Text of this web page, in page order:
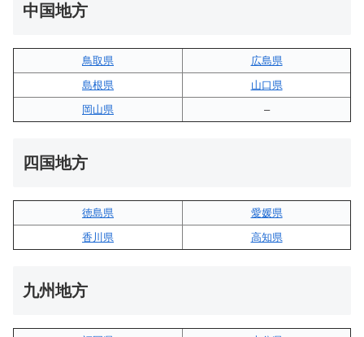
中国地方
鳥取県
広島県
島根県
山口県
岡山県
–
四国地方
徳島県
愛媛県
香川県
高知県
九州地方